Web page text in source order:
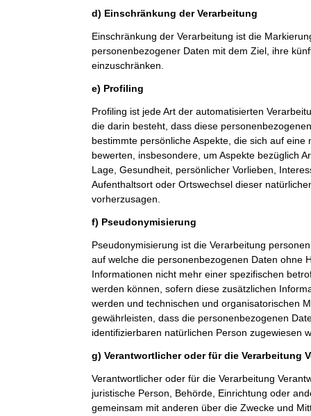
d) Einschränkung der Verarbeitung
Einschränkung der Verarbeitung ist die
personenbezogener Daten mit dem Ziel, ihre
einzuschränken.
e) Profiling
Profiling ist jede Art der automatisierten
die darin besteht, dass diese
bestimmte persönliche Aspekte, die sich auf
bewerten, insbesondere, um Aspekte bezüglich
Lage, Gesundheit, persönlicher Vorlieben,
Aufenthaltsort oder Ortswechsel dieser
vorherzusagen.
f) Pseudonymisierung
Pseudonymisierung ist die Verarbeitung
auf welche die personenbezogenen Daten ohne
Informationen nicht mehr einer spezifischen
werden können, sofern diese zusätzlichen
werden und technischen und organisatorischen
gewährleisten, dass die personenbezogenen
identifizierbaren natürlichen Person zugewiesen
g) Verantwortlicher oder für die Verarbeitung
Verantwortlicher oder für die Verarbeitung
juristische Person, Behörde, Einrichtung oder
gemeinsam mit anderen über die Zwecke und